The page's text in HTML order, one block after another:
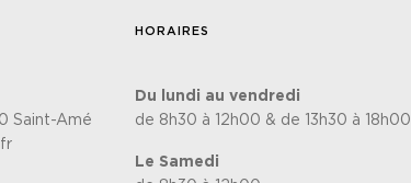
Saint-Amé
HORAIRES
Du lundi au vendredi
de 8h30 à 12h00 & de 13h30 à 18h00
Le Samedi